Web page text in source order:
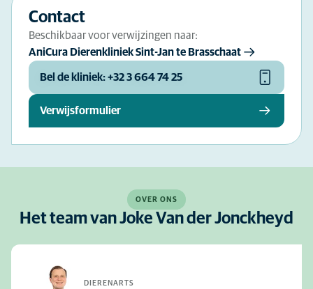
Contact
Beschikbaar voor verwijzingen naar:
AniCura Dierenkliniek Sint-Jan te Brasschaat
Bel de kliniek: +32 3 664 74 25
Verwijsformulier
OVER ONS
Het team van Joke Van der Jonckheyd
DIERENARTS